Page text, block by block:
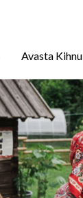
Avasta Kihnu